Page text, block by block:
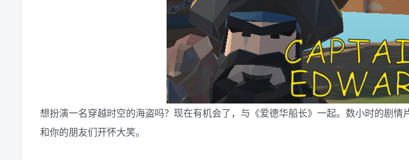
想扮演一名穿越时空的海盗吗？现在有机会了，与《爱德华船长》一起。数小时的剧
和你的朋友们开怀大笑。